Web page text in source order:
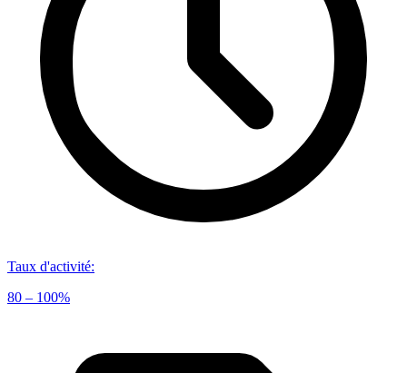
Taux d'activité:
80 – 100%